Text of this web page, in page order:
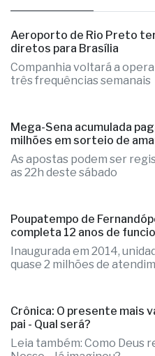
Aeroporto de Rio Preto
diretos para Brasília
Companhia voltará a
três frequências semanais
Mega-Sena acumulada
milhões em sorteio de
As apostas podem ser
as 22h deste sábado
Poupatempo de
completa 12 anos de
Inaugurada em 2014,
quase 2 milhões de
Crônica: O presente mais
pai - Qual será?
Leia também: Como Deus